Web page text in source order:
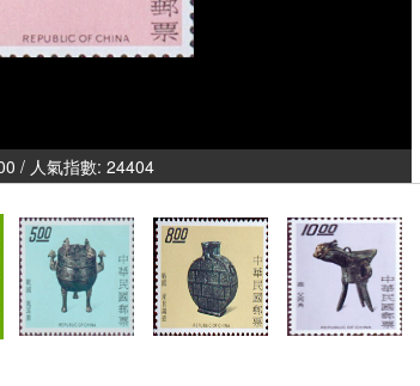
人氣指數: 24404